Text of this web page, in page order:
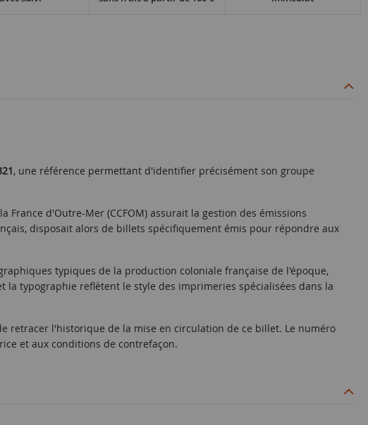
, une référence permettant d'identifier précisément son groupe
d'Outre-Mer (CCFOM) assurait la gestion des émissions
disposait alors de billets spécifiquement émis pour répondre aux
typiques de la production coloniale française de l'époque,
typographie reflètent le style des imprimeries spécialisées dans la
retracer l'historique de la mise en circulation de ce billet. Le numéro
et aux conditions de contrefaçon.